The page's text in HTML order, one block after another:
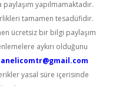
yapılmamaktadır.
tamamen tesadüfidir.
ücretsiz bir bilgi paylaşım
aykırı olduğunu
yasal süre içerisinde